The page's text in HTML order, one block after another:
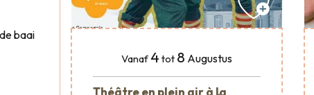
baai
Vanaf4 tot 8 Augustus
Théâtre en plein air à la